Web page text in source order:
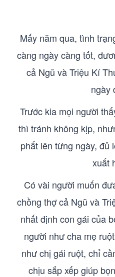
Mấy năm qua, tình
càng ngày càng tốt,
cả Ngũ và Triệu Kí
ngày
Trước kia mọi người
thì tránh không kịp,
phất lên từng ngày, đủ
xuất
Có vài người muốn
chồng thợ cả Ngũ và
nhất định con gái của
người như cha mẹ
như chị gái ruột, chỉ
chịu sắp xếp giúp